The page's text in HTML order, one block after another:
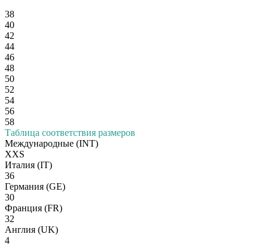
38
40
42
44
46
48
50
52
54
56
58
Таблица соответствия размеров
Международные (INT)
XXS
Италия (IT)
36
Германия (GE)
30
Франция (FR)
32
Англия (UK)
4